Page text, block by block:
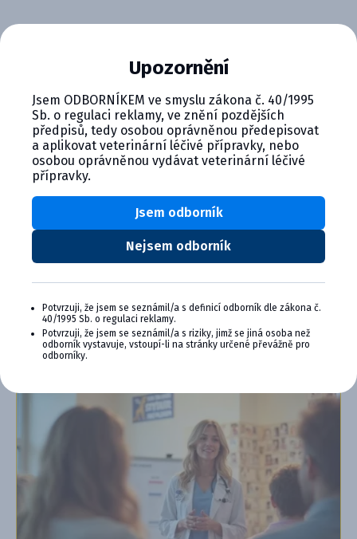
CYMEDICA PLUS: VERNOSŤ, KTORÁ
Zapojte sa do vernostného programu Cymedica
Plus a získajte ďalšie bonusy pre svoju
veterinárnu prax, vzdelávanie a pohodu.
Výhody členstva v Cymedica Plus:
Exkluzívne produkty a služby
Jedinečné bonusy
Špeciálne podujatia, semináre, konferencie,
webové semináre a ďalšie
Chcem sa pripojiť
Ďalšie informácie o programe PLUS
Upozornění
Jsem ODBORNÍKEM ve smyslu zákona č. 40/1995
Sb. o regulaci reklamy, ve znění pozdějších
předpisů, tedy osobou oprávněnou předepisovat
a aplikovat veterinární léčivé přípravky, nebo
osobou oprávněnou vydávat veterinární léčivé
přípravky.
Nejsem odborník
Jsem odborník
Potvrzuji, že jsem se seznámil/a s definicí odborník dle zákona č.
40/1995 Sb. o regulaci reklamy.
Potvrzuji, že jsem se seznámil/a s riziky, jimž se jiná osoba než
odborník vystavuje, vstoupí-li na stránky určené převážně pro
odborníky.